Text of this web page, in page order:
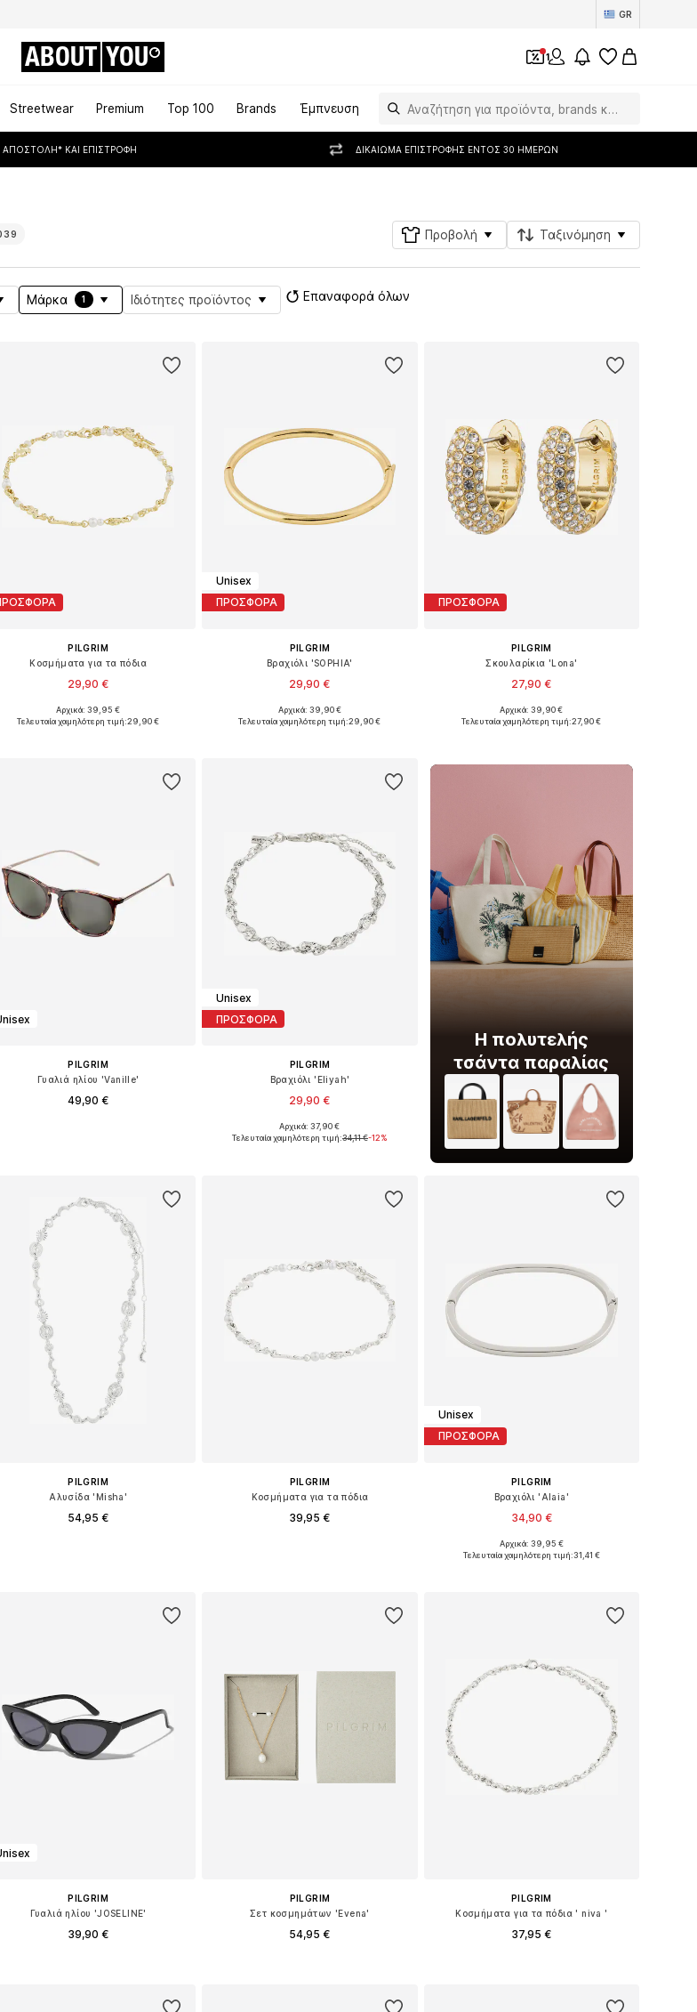
GR
ABOUT YOU 1
Streetwear Premium Top 100 Brands Έμπνευση
ΚΑΙ ΕΠΙΣΤΡΟΦΉ ΔΙΚΑΊΩΜΑ ΕΠΙΣΤΡΟΦΉΣ ΕΝΤΌΣ 30 ΗΜΕΡΏΝ
Προβολή Ταξινόμηση
Μάρκα 1 Ιδιότητες προϊόντος Επαναφορά όλων
PILGRIM
Κοσμήματα για τα πόδια
29,90 €
Διαθέσιμα μεγέθη: One Size
Αρχικά: 39,95 €
Τελευταία χαμηλότερη τιμή:29,90 €
Unisex
ΠΡΟΣΦΟΡΑ
PILGRIM
Βραχιόλι 'SOPHIA'
29,90 €
Διαθέσιμα μεγέθη: One Size
Αρχικά: 39,90 €
Τελευταία χαμηλότερη τιμή:29,90 €
ΠΡΟΣΦΟΡΑ
PILGRIM
Σκουλαρίκια 'Lona'
27,90 €
Διαθέσιμα μεγέθη: One Size
Αρχικά: 39,90 €
Τελευταία χαμηλότερη τιμή:27,90 €
PILGRIM
Γυαλιά ηλίου 'Vanille'
49,90 €
Unisex
ΠΡΟΣΦΟΡΑ
PILGRIM
Βραχιόλι 'Eliyah'
29,90 €
Διαθέσιμα μεγέθη: One Size
Αρχικά: 37,90 €
Τελευταία χαμηλότερη τιμή:34,11 €-12%
Η πολυτελής
τσάντα παραλίας
PILGRIM
Αλυσίδα 'Misha'
54,95 €
PILGRIM
Κοσμήματα για τα πόδια
39,95 €
Unisex
ΠΡΟΣΦΟΡΑ
PILGRIM
Βραχιόλι 'Alaia'
34,90 €
Διαθέσιμα μεγέθη: One Size
Αρχικά: 39,95 €
Τελευταία χαμηλότερη τιμή:31,41 €
PILGRIM
Γυαλιά ηλίου 'JOSELINE'
39,90 €
PILGRIM
Σετ κοσμημάτων 'Evena'
54,95 €
PILGRIM
Κοσμήματα για τα πόδια ' niva '
37,95 €